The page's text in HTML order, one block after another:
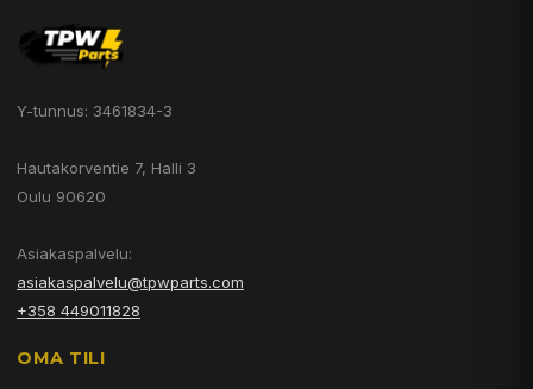
Y-tunnus: 3461834-3
Hautakorventie 7, Halli 3
Oulu 90620
Asiakaspalvelu:
asiakaspalvelu@tpwparts.com
+358 449011828
OMA TILI